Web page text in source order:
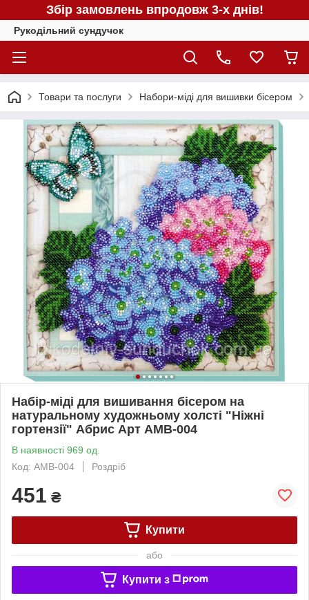
Збір замовлень впродовж 3-х днів!
Рукодільний сундучок
Товари та послуги Набори-міді для вишивки бісером
Набір-міді для вишивання бісером на
натуральному художньому холсті "Ніжні
гортензії" Абрис Арт AMB-004
В наявності 969 од.
Код: AMB-004
Роздріб
451 ₴
Купити
або
Купити з